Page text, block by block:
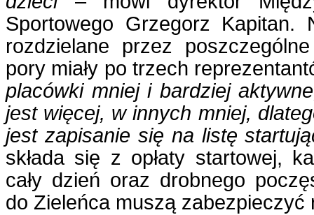
Sportowego Grzegorz Kapitan.
rozdzielane przez
pory miały po trzech
placówki mniej i bardziej
jest więcej, w innych mniej,
jest zapisanie się na listę
składa się z opłaty startowej,
cały dzień oraz drobnego
do Zieleńca muszą zabezpieczyć